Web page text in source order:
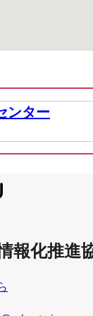
ンター
報化推